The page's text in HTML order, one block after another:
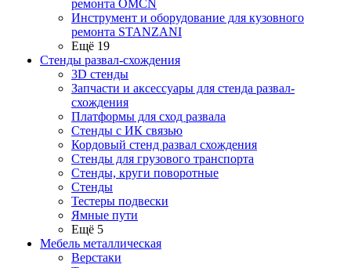
ремонта OMCN
Инструмент и оборудование для кузовного
ремонта STANZANI
Ещё 19
Стенды развал-схождения
3D стенды
Запчасти и аксессуары для стенда развал-
схождения
Платформы для сход развала
Стенды с ИК связью
Кордовый стенд развал схождения
Стенды для грузового транспорта
Стенды, круги поворотные
Стенды
Тестеры подвески
Ямные пути
Ещё 5
Мебель металлическая
Верстаки